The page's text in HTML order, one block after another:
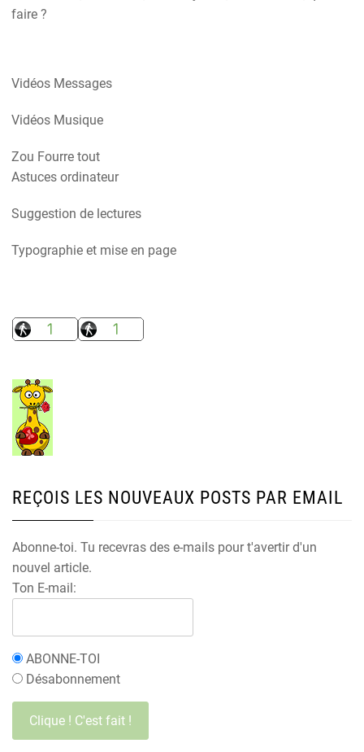
faire ?
Vidéos Messages
Vidéos Musique
Zou Fourre tout
Astuces ordinateur
Suggestion de lectures
Typographie et mise en page
REÇOIS LES NOUVEAUX POSTS PAR EMAIL
Abonne-toi. Tu recevras des e-mails pour t'avertir d'un
nouvel article.
Ton E-mail:
ABONNE-TOI
Désabonnement